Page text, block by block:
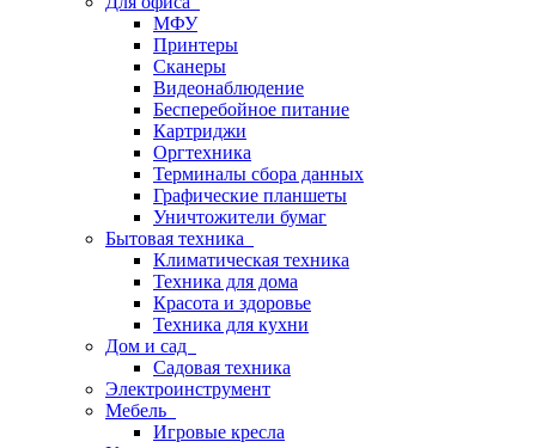
МФУ
Принтеры
Сканеры
Видеонаблюдение
Бесперебойное питание
Картриджи
Оргтехника
Терминалы сбора данных
Графические планшеты
Уничтожители бумаг
Бытовая техника
Климатическая техника
Техника для дома
Красота и здоровье
Техника для кухни
Дом и сад
Садовая техника
Электроинструмент
Мебель
Игровые кресла